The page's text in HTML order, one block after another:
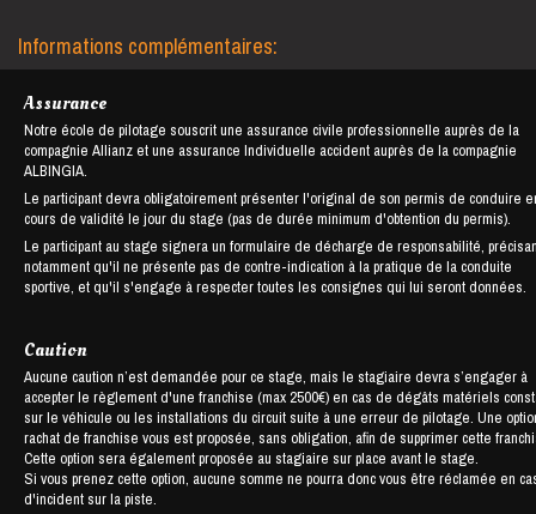
Informations complémentaires:
Assurance
Notre école de pilotage souscrit une assurance civile professionnelle auprès de la
compagnie Allianz et une assurance Individuelle accident auprès de la compagnie
ALBINGIA.
Le participant devra obligatoirement présenter l'original de son permis de conduire
cours de validité le jour du stage (pas de durée minimum d'obtention du permis).
Le participant au stage signera un formulaire de décharge de responsabilité,
notamment qu'il ne présente pas de contre-indication à la pratique de la conduite
sportive, et qu'il s'engage à respecter toutes les consignes qui lui seront données.
Caution
Aucune caution n’est demandée pour ce stage, mais le stagiaire devra s’engager à
accepter le règlement d'une franchise (max 2500€) en cas de dégâts matériels
sur le véhicule ou les installations du circuit suite à une erreur de pilotage. Une
rachat de franchise vous est proposée, sans obligation, afin de supprimer cette
Cette option sera également proposée au stagiaire sur place avant le stage.
Si vous prenez cette option, aucune somme ne pourra donc vous être réclamée en
d'incident sur la piste.